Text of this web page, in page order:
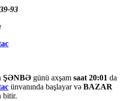
93
ŞƏNBƏ günü axşam saat 20:01 da
ünvanında başlayar və BAZAR
bitir.